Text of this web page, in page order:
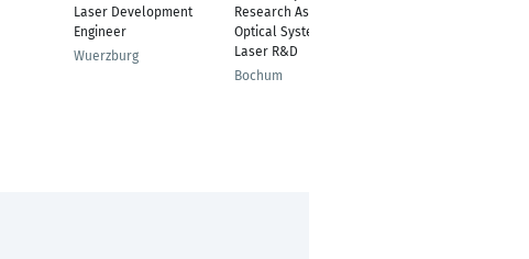
Laser Development
Engineer
Wuerzburg
Research Assistant -
Optical Systems &
Laser R&D
Bochum